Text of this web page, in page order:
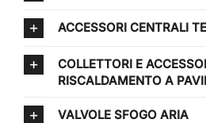
ACCESSORI CENTRALI
COLLETTORI E
RISCALDAMENTO A
VALVOLE SFOGO ARIA